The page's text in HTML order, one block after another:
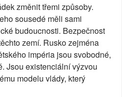
změnit třemi způsoby.
sousedé měli sami
budoucnosti. Bezpečnost
zemí. Rusko zejména
impéria jsou svobodné,
Jsou existenciální výzvou
modelu vlády, který